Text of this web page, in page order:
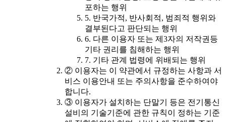
포하는 행위
5. 반국가적, 반사회적, 범죄적 행위와
결부된다고 판단되는 행위
6. 다른 이용자 또는 제3자의 저작권등
기타 권리를 침해하는 행위
7. 기타 관계 법령에 위배되는 행위
② 이용자는 이 약관에서 규정하는 사항과 서
비스 이용안내 또는 주의사항을 준수하여야
합니다.
③ 이용자가 설치하는 단말기 등은 전기통신
설비의 기술기준에 관한 규칙이 정하는 기준